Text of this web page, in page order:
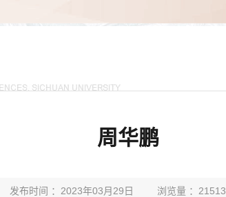
周华鹏
发布时间 ：2023年03月29日 浏览量 ：21513